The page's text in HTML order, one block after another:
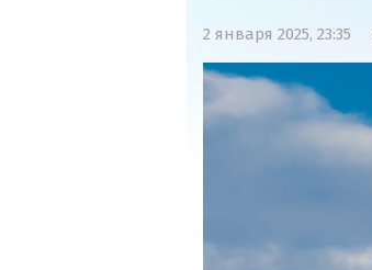
2 января 2025, 23:35